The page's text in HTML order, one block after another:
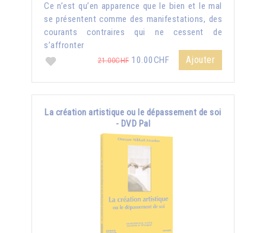
Ce n’est qu’en apparence que le bien et le mal
se présentent comme des manifestations, des
courants contraires qui ne cessent de
s’affronter
21.00CHF10.00CHF Ajouter
La création artistique ou le dépassement de soi
- DVD Pal